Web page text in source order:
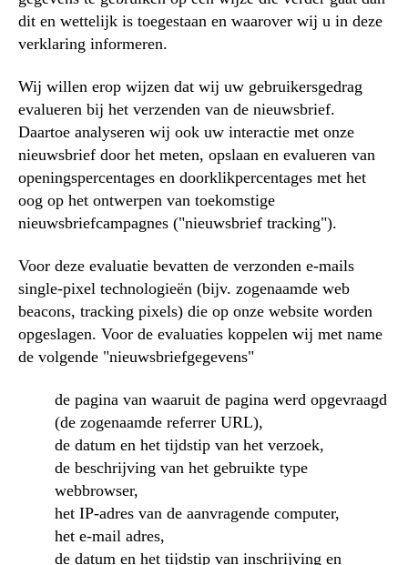
dit en wettelijk is toegestaan en waarover wij u in deze
verklaring informeren.
Wij willen erop wijzen dat wij uw gebruikersgedrag
evalueren bij het verzenden van de nieuwsbrief.
Daartoe analyseren wij ook uw interactie met onze
nieuwsbrief door het meten, opslaan en evalueren van
openingspercentages en doorklikpercentages met het
oog op het ontwerpen van toekomstige
nieuwsbriefcampagnes ("nieuwsbrief tracking").
Voor deze evaluatie bevatten de verzonden e-mails
single-pixel technologieën (bijv. zogenaamde web
beacons, tracking pixels) die op onze website worden
opgeslagen. Voor de evaluaties koppelen wij met name
de volgende "nieuwsbriefgegevens"
de pagina van waaruit de pagina werd opgevraagd
(de zogenaamde referrer URL),
de datum en het tijdstip van het verzoek,
de beschrijving van het gebruikte type
webbrowser,
het IP-adres van de aanvragende computer,
het e-mail adres,
de datum en het tijdstip van inschrijving en